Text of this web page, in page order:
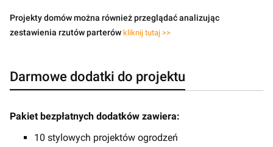
Projekty domów można również przeglądać analizując
zestawienia rzutów parterów kliknij tutaj >>
Darmowe dodatki do projektu
Pakiet bezpłatnych dodatków zawiera:
10 stylowych projektów ogrodzeń